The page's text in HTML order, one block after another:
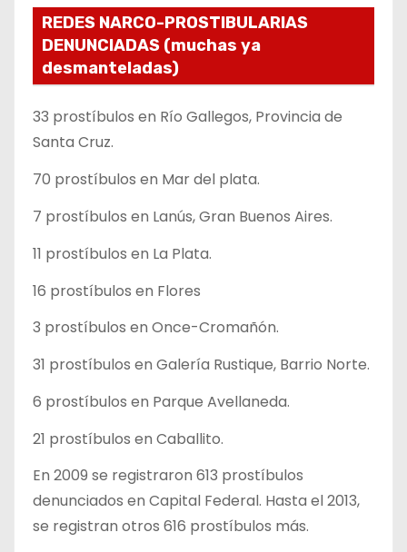
REDES NARCO-PROSTIBULARIAS
DENUNCIADAS (muchas ya
desmanteladas)
33 prostíbulos en Río Gallegos, Provincia de
Santa Cruz.
70 prostíbulos en Mar del plata.
7 prostíbulos en Lanús, Gran Buenos Aires.
11 prostíbulos en La Plata.
16 prostíbulos en Flores
3 prostíbulos en Once-Cromañón.
31 prostíbulos en Galería Rustique, Barrio Norte.
6 prostíbulos en Parque Avellaneda.
21 prostíbulos en Caballito.
En 2009 se registraron 613 prostíbulos
denunciados en Capital Federal. Hasta el 2013,
se registran otros 616 prostíbulos más.